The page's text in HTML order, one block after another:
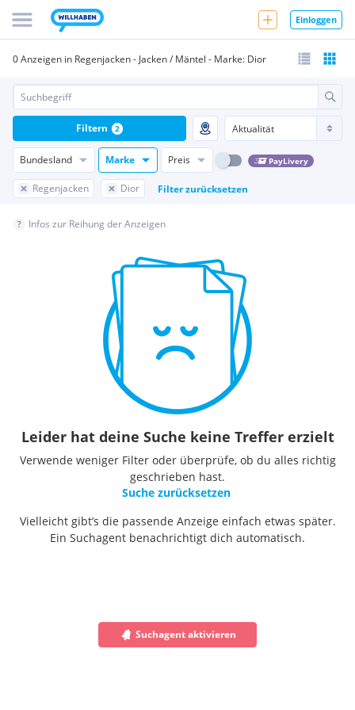
Einloggen
0 Anzeigen in Regenjacken - Jacken / Mäntel - Marke: Dior
Bundesland Marke Preis PayLivery
Regenjacken Dior Filter zurücksetzen
Filtern 2
Infos zur Reihung der Anzeigen
Leider hat deine Suche keine Treffer erzielt
Verwende weniger Filter oder überprüfe, ob du alles richtig
geschrieben hast.
Suche zurücksetzen
Vielleicht gibt’s die passende Anzeige einfach etwas später.
Ein Suchagent benachrichtigt dich automatisch.
Suchagent aktivieren